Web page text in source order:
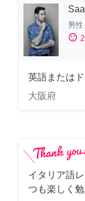
男性
sentiment_satisfied
英語または
大阪府
イタリア語
つも楽しく